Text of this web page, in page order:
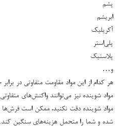
پشم
ابریشم
آکریلیک
پلی‌استر
پلاستیک
و…
هر کدام از این مواد مقاومت متفاوتی در
مواد شوینده نیز می‌توانند واکنش‌های
مواد شوینده دقت نکنید، ممکن است
شده و شما را متحمل هزینه‌های سنگین کند.